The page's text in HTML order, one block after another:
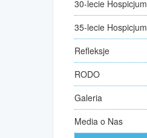
30-lecie Hospicjum
35-lecie Hospicjum
Refleksje
RODO
Galeria
Media o Nas